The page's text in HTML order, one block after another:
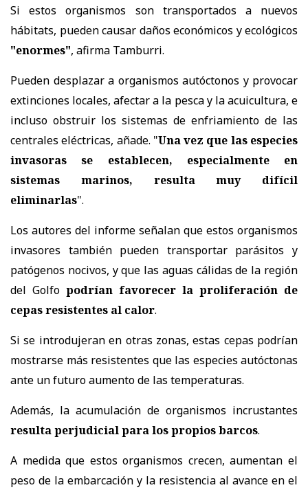
Si estos organismos son transportados a nuevos
hábitats, pueden causar daños económicos y ecológicos
"enormes", afirma Tamburri.
Pueden desplazar a organismos autóctonos y provocar
extinciones locales, afectar a la pesca y la acuicultura, e
incluso obstruir los sistemas de enfriamiento de las
centrales eléctricas, añade. "Una vez que las especies
invasoras se establecen, especialmente en
sistemas marinos, resulta muy difícil
eliminarlas".
Los autores del informe señalan que estos organismos
invasores también pueden transportar parásitos y
patógenos nocivos, y que las aguas cálidas de la región
del Golfo podrían favorecer la proliferación de
cepas resistentes al calor.
Si se introdujeran en otras zonas, estas cepas podrían
mostrarse más resistentes que las especies autóctonas
ante un futuro aumento de las temperaturas.
Además, la acumulación de organismos incrustantes
resulta perjudicial para los propios barcos.
A medida que estos organismos crecen, aumentan el
peso de la embarcación y la resistencia al avance en el